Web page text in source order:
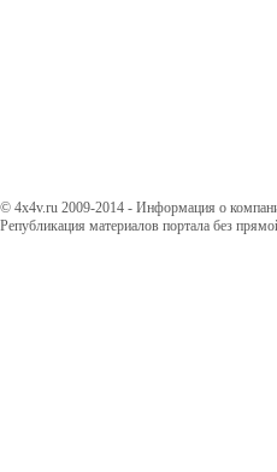
© 4x4v.ru 2009-2014 - Информация о
Републикация материалов портала без